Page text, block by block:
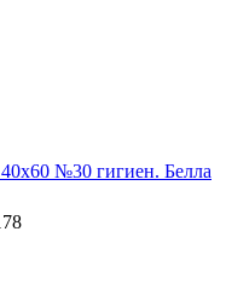
№30 гигиен. Белла